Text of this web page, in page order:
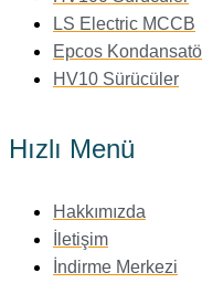
LS Electric MCCB
Epcos
HV10 Sürücüler
Hızlı Menü
Hakkımızda
İletişim
İndirme Merkezi